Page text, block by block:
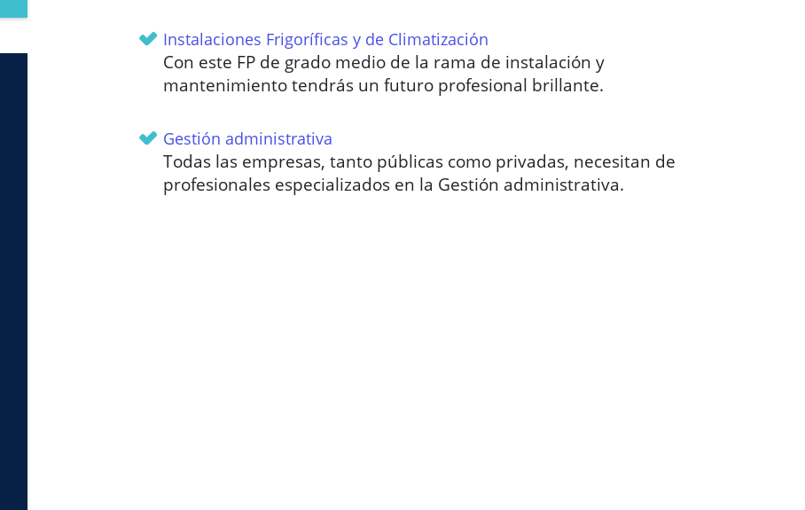
Instalaciones Frigoríficas y de Climatización
Con este FP de grado medio de la rama de instalación y
mantenimiento tendrás un futuro profesional brillante.
Gestión administrativa
Todas las empresas, tanto públicas como privadas, necesitan de
profesionales especializados en la Gestión administrativa.